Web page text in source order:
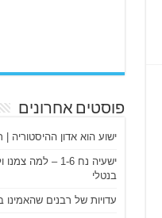
פוסטים אחרונים
ישוע הוא אדון ההיסטוריה |
ישעיה נח 1-6 –
בנטלי
עדויות של רבנים שהאמינו